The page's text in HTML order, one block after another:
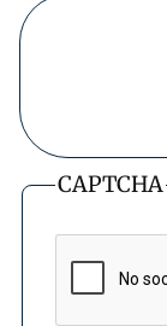
CAPTCHA